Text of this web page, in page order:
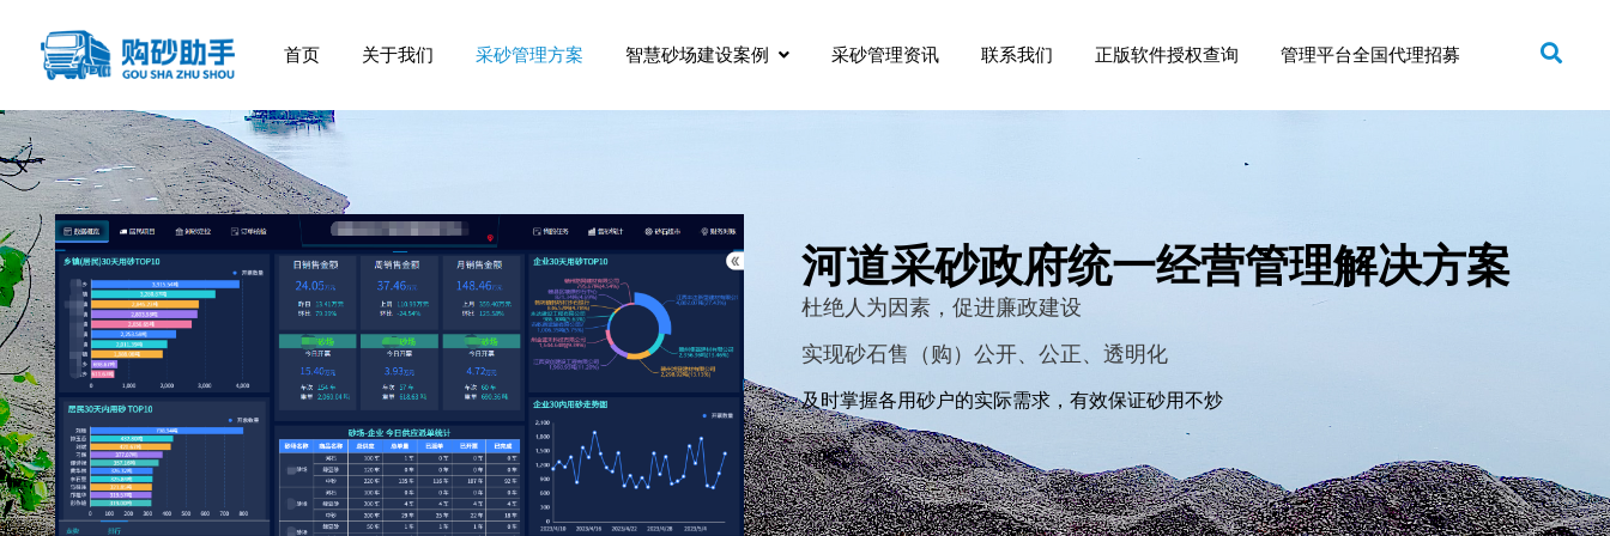
首页 关于我们 采砂管理方案 智慧砂场建设案例 采砂管理资讯 联系我们 正版软件授权查询 管理平台全国代理招募
河道采砂政府统一经营管理解决方案
杜绝人为因素，促进廉政建设
实现砂石售（购）公开、公正、透明化
及时掌握各用砂户的实际需求，有效保证砂用不炒